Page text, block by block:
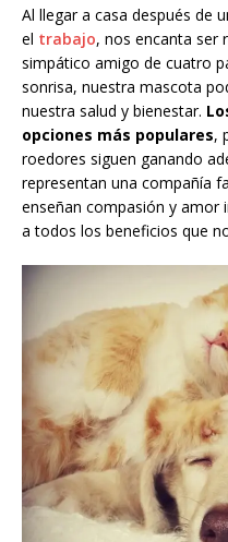
Al llegar a casa después de
el trabajo, nos encanta ser
simpático amigo de cuatro
sonrisa, nuestra mascota
nuestra salud y bienestar.
opciones más populares,
roedores siguen ganando
representan una compañía
enseñan compasión y amor
a todos los beneficios que